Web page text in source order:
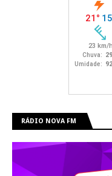
RÁDIO NOVA FM